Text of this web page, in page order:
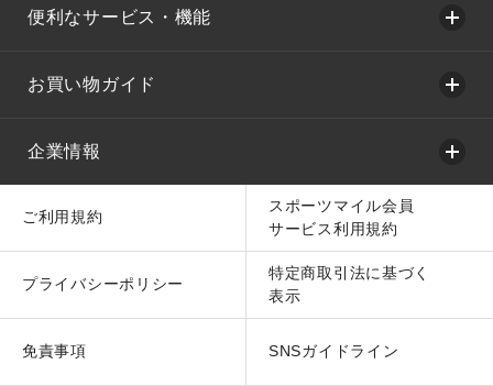
便利なサービス・機能
お買い物ガイド
企業情報
ご利用規約
スポーツマイル会員
サービス利用規約
プライバシーポリシー
特定商取引法に基づく
表示
免責事項 SNSガイドライン